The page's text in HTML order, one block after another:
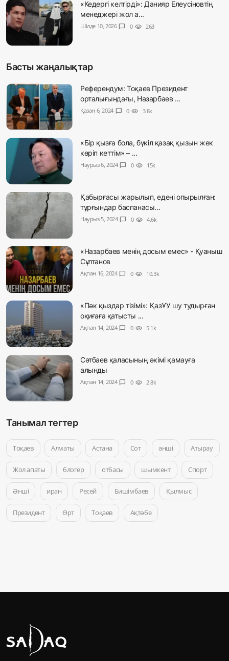
«Кедергі келтірді»: Данияр Елеусіновтің
менеджері жол а...
Шілде 10, 2026 chat_bubble 0 visibility 263
Басты жаңалықтар
Референдум: Тоқаев Президент
орталығындағы, Назарбаев ...
Қазан 6, 2024 chat_bubble 0 visibility 3.8k
«Бір қызға бола, бүкіл қазақ қызын жек
көріп кеттім» – ...
Наурыз 6, 2024 chat_bubble 0 visibility 15k
Қабырғасы жарылып, едені опырылған:
тұрғындар баспанасы...
Наурыз 5, 2024 chat_bubble 0 visibility 4.6k
«Назарбаев менің досым емес» - Қуаныш
Сұлтанов
Ақпан 16, 2024 chat_bubble 0 visibility 10.3k
«Пәк қыздар тізімі»: ҚазҰУ шу тудырған
оқиғаға қатысты ...
Ақпан 14, 2024 chat_bubble 0 visibility 5.1k
Сәтбаев қаласының әкімі қамауға
алынды
Ақпан 14, 2024 chat_bubble 0 visibility 2.8k
Танымал тегтер
Тоқаев Алматы Астана Сот әнші Атырау
Жол апаты блогер отбасы шымкент Спорт
Әнші иран Ресей Бишімбаев Қылмыс
Президент Өрт Тоқаев Ақтөбе